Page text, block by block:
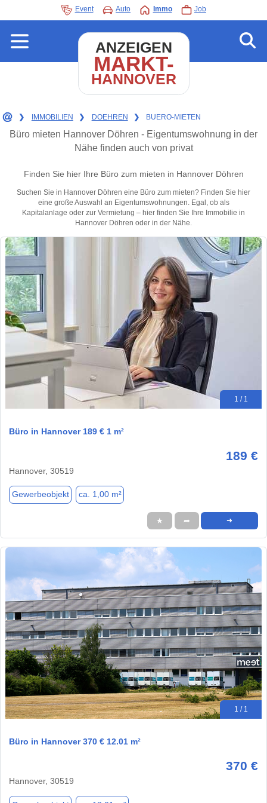
Event Auto Immo Job
ANZEIGEN
MARKT-
HANNOVER
❯ IMMOBILIEN ❯ DOEHREN ❯ BUERO-MIETEN
Büro mieten Hannover Döhren - Eigentumswohnung in der
Nähe finden auch von privat
Finden Sie hier Ihre Büro zum mieten in Hannover Döhren
Suchen Sie in Hannover Döhren eine Büro zum mieten? Finden Sie hier
eine große Auswahl an Eigentumswohnungen. Egal, ob als
Kapitalanlage oder zur Vermietung – hier finden Sie Ihre Immobilie in
Hannover Döhren oder in der Nähe.
1 / 1
Büro in Hannover 189 € 1 m²
189 €
Hannover, 30519
Gewerbeobjekt ca. 1,00 m²
★ ➦ ➜
1 / 1
Büro in Hannover 370 € 12.01 m²
370 €
Hannover, 30519